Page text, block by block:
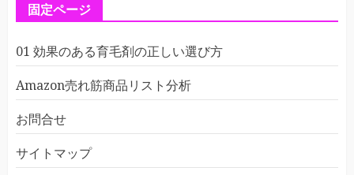
固定ページ
01 効果のある育毛剤の正しい選び方
Amazon売れ筋商品リスト分析
お問合せ
サイトマップ